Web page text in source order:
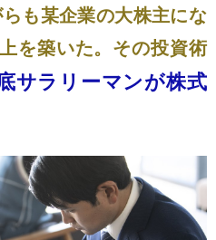
も某企業の大株主にな
を築いた。その投資術
サラリーマンが株式